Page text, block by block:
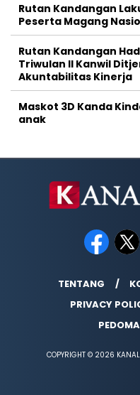
Rutan Kandangan
Peserta Magang
Rutan Kandangan
Triwulan II Kanwil
Akuntabilitas Kinerja
Maskot 3D Kanda
anak
TENTANG
PRIVACY
COPYRIGHT © 2026